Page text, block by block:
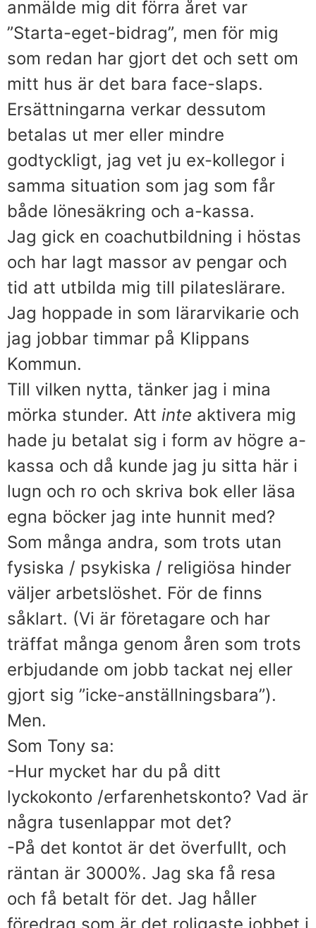
anmälde mig dit förra året var
”Starta-eget-bidrag”, men för mig
som redan har gjort det och sett om
mitt hus är det bara face-slaps.
Ersättningarna verkar dessutom
betalas ut mer eller mindre
godtyckligt, jag vet ju ex-kollegor i
samma situation som jag som får
både lönesäkring och a-kassa.
Jag gick en coachutbildning i höstas
och har lagt massor av pengar och
tid att utbilda mig till pilateslärare.
Jag hoppade in som lärarvikarie och
jag jobbar timmar på Klippans
Kommun.
Till vilken nytta, tänker jag i mina
mörka stunder. Att inte aktivera mig
hade ju betalat sig i form av högre a-
kassa och då kunde jag ju sitta här i
lugn och ro och skriva bok eller läsa
egna böcker jag inte hunnit med?
Som många andra, som trots utan
fysiska / psykiska / religiösa hinder
väljer arbetslöshet. För de finns
såklart. (Vi är företagare och har
träffat många genom åren som trots
erbjudande om jobb tackat nej eller
gjort sig ”icke-anställningsbara”).
Men.
Som Tony sa:
-Hur mycket har du på ditt
lyckokonto /erfarenhetskonto? Vad är
några tusenlappar mot det?
-På det kontot är det överfullt, och
räntan är 3000%. Jag ska få resa
och få betalt för det. Jag håller
föredrag som är det roligaste jobbet i